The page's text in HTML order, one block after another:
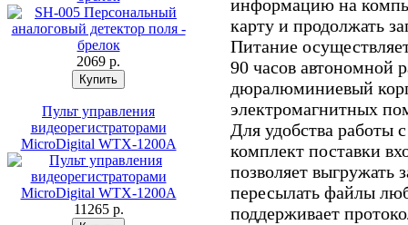
2069 p.
Пульт управления
видеорегистраторами
MicroDigital WTX-1200A
11265 p.
информацию на
карту и продолжать
Питание
90 часов автономной
дюралюминиевый
электромагнитных
Для удобства работы
комплект поставки
позволяет
пересылать файлы
поддерживает